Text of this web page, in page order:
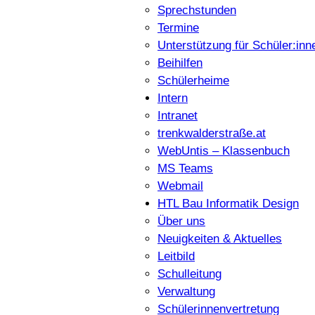
Sprechstunden
Termine
Unterstützung für
Beihilfen
Schülerheime
Intern
Intranet
trenkwalderstraße.at
WebUntis – Klassenbuch
MS Teams
Webmail
HTL Bau Informatik Design
Über uns
Neuigkeiten & Aktuelles
Leitbild
Schulleitung
Verwaltung
Schülerinnenvertretung